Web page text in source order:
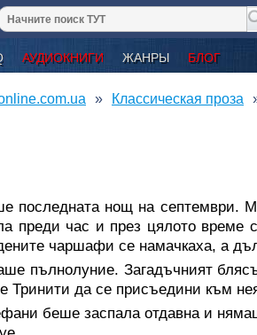
АУДИОКНИГИ ЖАНРЫ БЛОГ
Классическая проза
последната нощ на септември.
преди час и през цялото време
чаршафи се намачкаха, а
пълнолуние. Загадъчният
Тринити да се присъедини към
беше заспала отдавна и